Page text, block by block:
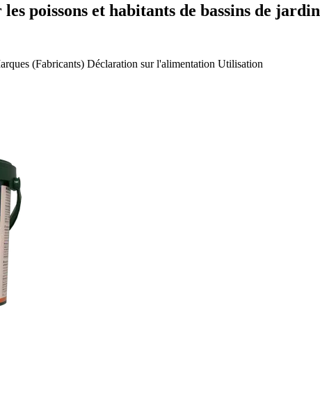
poissons et habitants de bassins de jardin
(Fabricants) Déclaration sur l'alimentation Utilisation